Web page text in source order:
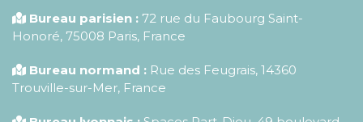
Bureau parisien : 72 rue du Faubourg Saint-
Honoré, 75008 Paris, France
Bureau normand : Rue des Feugrais, 14360
Trouville-sur-Mer, France